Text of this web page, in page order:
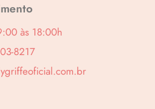
às 18:00h
8217